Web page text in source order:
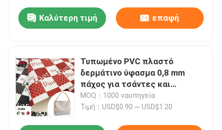
Αρχική Σελίδα
Σχετικά με εμάς
Γύρος εργοστασίων
Καλύτερη τιμή επαφή
Τυπωμένο PVC πλαστό
δερμάτινο ύφασμα 0,8 mm
πάχος για τσάντες και
πορτοφόλια
MOQ：1000 ναυπηγεία
Τιμή：USD$0.90 ~ USD$1.20